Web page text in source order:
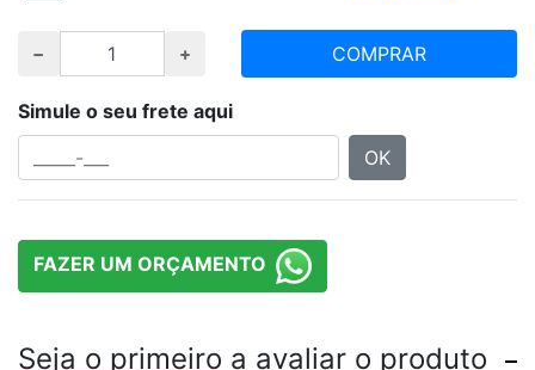
COMPRAR
Simule o seu frete aqui
OK
FAZER UM ORÇAMENTO
Seja o primeiro a avaliar o produto